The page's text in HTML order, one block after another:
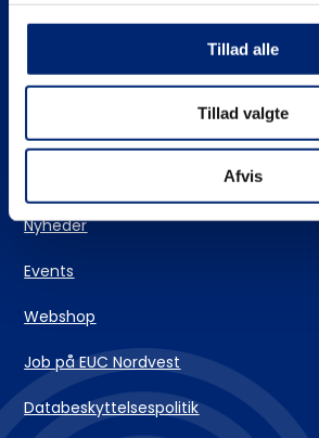
Tillad alle
Tillad valgte
Afvis
EUC Nordvests skolehjem
Login og IT-support
Kontakt
Nyheder
Events
Webshop
Job på EUC Nordvest
Databeskyttelsespolitik